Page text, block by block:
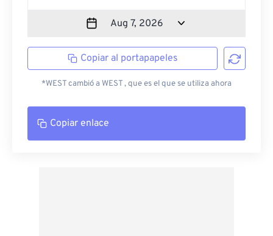
Copiar al portapapeles
*WEST cambió a WEST , que es el que se utiliza ahora
Copiar enlace